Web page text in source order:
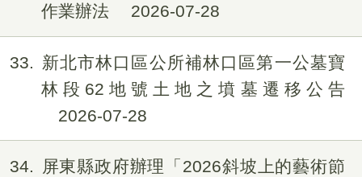
作業辦法
2026-07-28
33
新北市林口區公所補林口區第一公墓寶
林段62地號土地之墳墓遷移公告
2026-07-28
34
屏東縣政府辦理「2026斜坡上的藝術節